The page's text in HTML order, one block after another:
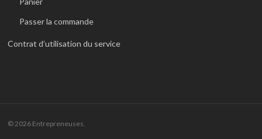
Passer la commande
Contrat d’utilisation du service
© 2026 Entrepreneuses.